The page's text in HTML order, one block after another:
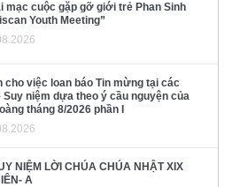
mạc cuộc gặp gỡ giới trẻ Phan Sinh
Youth Meeting”
cho việc loan báo Tin mừng tại các
Suy niệm dựa theo ý cầu nguyện của
tháng 8/2026 phần I
NIỆM LỜI CHÚA CHÚA NHẬT XIX
A